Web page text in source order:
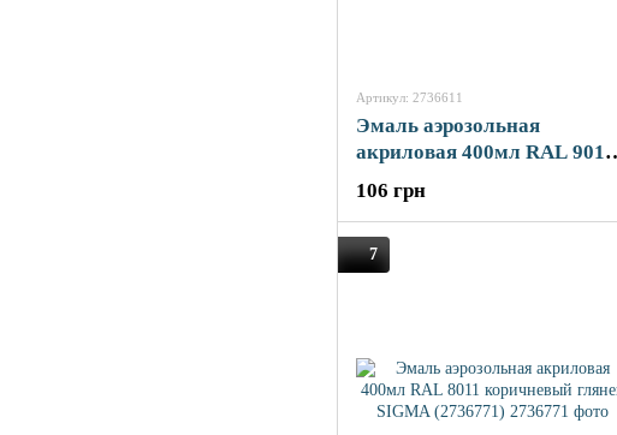
Артикул: 2736611
Эмаль аэрозольная
акриловая 400мл RAL 9010
белый глянец SIGMA
(2736611)
106 грн
7